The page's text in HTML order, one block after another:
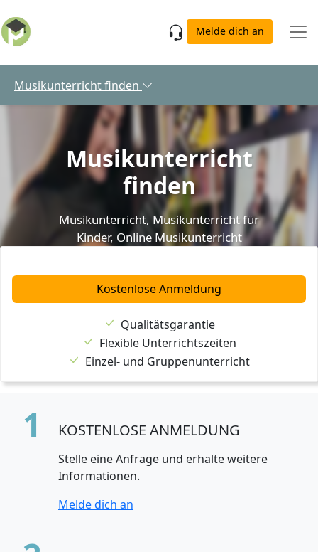
Melde dich an
Musikunterricht finden
Musikunterricht
finden
Musikunterricht, Musikunterricht für
Kinder, Online Musikunterricht
Kostenlose Anmeldung
Qualitätsgarantie
Flexible Unterrichtszeiten
Einzel- und Gruppenunterricht
1 KOSTENLOSE ANMELDUNG
Stelle eine Anfrage und erhalte weitere
Informationen.
Melde dich an